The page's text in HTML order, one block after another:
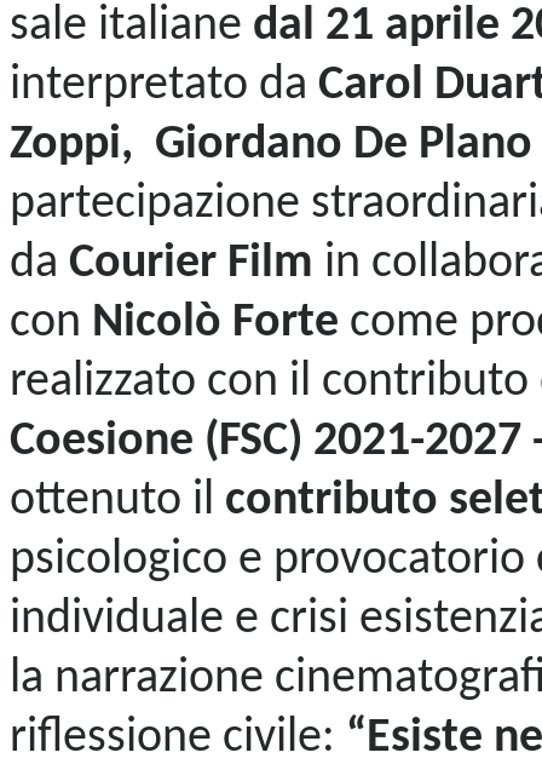
sale italiane dal 21 aprile
interpretato da Carol
Zoppi, Giordano De Plano
partecipazione
da Courier Film in
con Nicolò Forte come
realizzato con il contributo
Coesione (FSC) 2021-
ottenuto il contributo
psicologico e
individuale e crisi
la narrazione
riflessione civile: “Esiste